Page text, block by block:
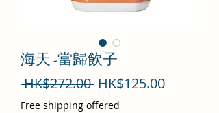
海天 -當歸飲子
HK$272.00 一
般
HK$125.00促
Free shipping offered